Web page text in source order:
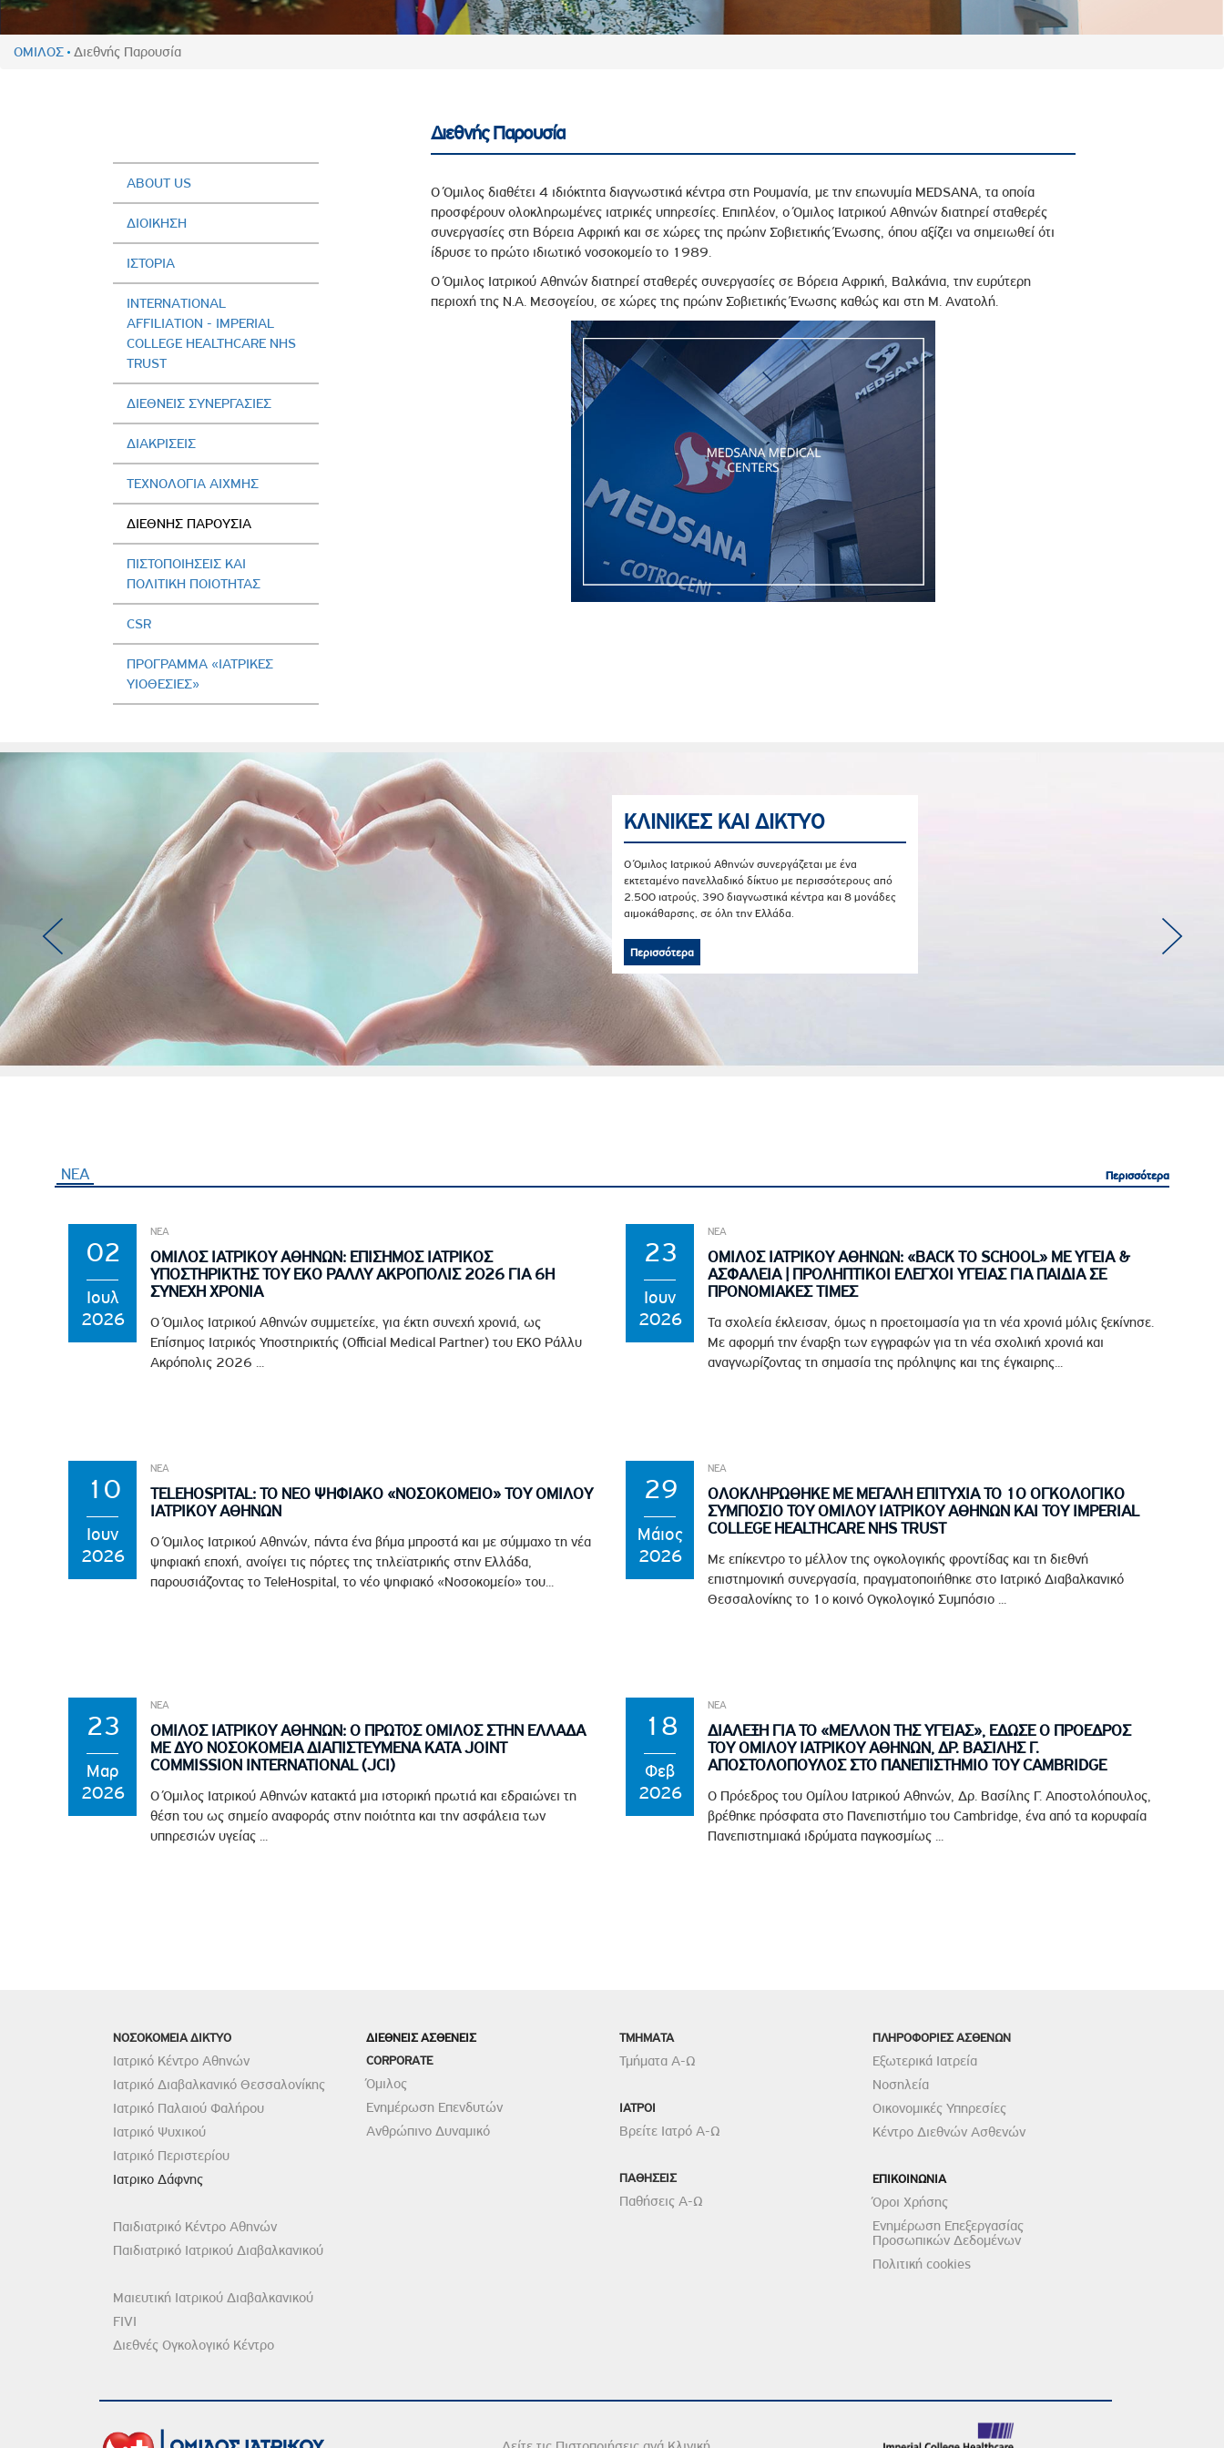
Πολιτική Προσλήψεων Προσωπικού, Στελεχών και Συνεργατών
Πολιτικές Ασφάλειας Πληροφοριών
Κανονισμός Επιτροπής Αποδοχών - Υποψηφιοτήτων
Διεύθυνση Εσωτερικού Ελέγχου Κανονισμός Λειτουργίας
Έκθεσης Βιώσιμης Ανάπτυξης 2023
Έκθεση Βιώσιμης Ανάπτυξης 2024
Πολιτική Δέουσας Επιμέλειας Τρίτων Μερών
Πολιτική Αναγνώρισης Προστασίας και Προαγωγής των Δικαιωμάτων των
Ασθενών
ΟΜΙΛΟΣ Διεθνής Παρουσία
ABOUT US
ΔΙΟΙΚΗΣΗ
ΙΣΤΟΡΙΑ
INTERNATIONAL
AFFILIATION - IMPERIAL
COLLEGE HEALTHCARE NHS
TRUST
ΔΙΕΘΝΕΙΣ ΣΥΝΕΡΓΑΣΙΕΣ
ΔΙΑΚΡΙΣΕΙΣ
ΤΕΧΝΟΛΟΓΙΑ ΑΙΧΜΗΣ
ΔΙΕΘΝΗΣ ΠΑΡΟΥΣΙΑ
ΠΙΣΤΟΠΟΙΗΣΕΙΣ ΚΑΙ
ΠΟΛΙΤΙΚΗ ΠΟΙΟΤΗΤΑΣ
CSR
ΠΡΟΓΡΑΜΜΑ «ΙΑΤΡΙΚΕΣ
ΥΙΟΘΕΣΙΕΣ»
Διεθνής Παρουσία
Ο Όμιλος διαθέτει 4 ιδιόκτητα διαγνωστικά κέντρα στη Ρουμανία, με την επωνυμία MEDSANA, τα οποία
προσφέρουν ολοκληρωμένες ιατρικές υπηρεσίες. Επιπλέον, ο Όμιλος Ιατρικού Αθηνών διατηρεί σταθερές
συνεργασίες στη Βόρεια Αφρική και σε χώρες της πρώην Σοβιετικής Ένωσης, όπου αξίζει να σημειωθεί ότι
ίδρυσε το πρώτο ιδιωτικό νοσοκομείο το 1989.
Ο Όμιλος Ιατρικού Αθηνών διατηρεί σταθερές συνεργασίες σε Βόρεια Αφρική, Βαλκάνια, την ευρύτερη
περιοχή της Ν.Α. Μεσογείου, σε χώρες της πρώην Σοβιετικής Ένωσης καθώς και στη Μ. Ανατολή.
ΚΛΙΝΙΚΕΣ ΚΑΙ ΔΙΚΤΥΟ
Ο Όμιλος Ιατρικού Αθηνών συνεργάζεται με ένα
εκτεταμένο πανελλαδικό δίκτυο με περισσότερους από
2.500 ιατρούς, 390 διαγνωστικά κέντρα και 8 μονάδες
αιμοκάθαρσης, σε όλη την Ελλάδα.
Περισσότερα
ΝΕΑ Περισσότερα
Περισσότερα
02
Ιουλ
2026
ΝΕΑ
ΟΜΙΛΟΣ ΙΑΤΡΙΚΟΥ ΑΘΗΝΩΝ: ΕΠΙΣΗΜΟΣ ΙΑΤΡΙΚΟΣ
ΥΠΟΣΤΗΡΙΚΤΗΣ ΤΟΥ EKO ΡΑΛΛΥ ΑΚΡΟΠΟΛΙΣ 2026 ΓΙΑ 6Η
ΣΥΝΕΧΗ ΧΡΟΝΙΑ
Ο Όμιλος Ιατρικού Αθηνών συμμετείχε, για έκτη συνεχή χρονιά, ως
Επίσημος Ιατρικός Υποστηρικτής (Official Medical Partner) του EKO Ράλλυ
Ακρόπολις 2026 ...
23
Ιουν
2026
ΝΕΑ
ΟΜΙΛΟΣ ΙΑΤΡΙΚΟΥ ΑΘΗΝΩΝ: «BACK TO SCHOOL» ΜΕ ΥΓΕΙΑ &
ΑΣΦΑΛΕΙΑ | ΠΡΟΛΗΠΤΙΚΟΙ ΕΛΕΓΧΟΙ ΥΓΕΙΑΣ ΓΙΑ ΠΑΙΔΙΑ ΣΕ
ΠΡΟΝΟΜΙΑΚΕΣ ΤΙΜΕΣ
Τα σχολεία έκλεισαν, όμως η προετοιμασία για τη νέα χρονιά μόλις ξεκίνησε.
Με αφορμή την έναρξη των εγγραφών για τη νέα σχολική χρονιά και
αναγνωρίζοντας τη σημασία της πρόληψης και της έγκαιρης...
10
Ιουν
2026
ΝΕΑ
TELEHOSPITAL: ΤΟ ΝΕΟ ΨΗΦΙΑΚΟ «ΝΟΣΟΚΟΜΕΙΟ» ΤΟΥ ΟΜΙΛΟΥ
ΙΑΤΡΙΚΟΥ ΑΘΗΝΩΝ
Ο Όμιλος Ιατρικού Αθηνών, πάντα ένα βήμα μπροστά και με σύμμαχο τη νέα
ψηφιακή εποχή, ανοίγει τις πόρτες της τηλεϊατρικής στην Ελλάδα,
παρουσιάζοντας το TeleHospital, το νέο ψηφιακό «Νοσοκομείο» του...
29
Μάιος
2026
ΝΕΑ
ΟΛΟΚΛΗΡΩΘΗΚΕ ΜΕ ΜΕΓΑΛΗ ΕΠΙΤΥΧΙΑ ΤΟ 1Ο ΟΓΚΟΛΟΓΙΚΟ
ΣΥΜΠΟΣΙΟ ΤΟΥ ΟΜΙΛΟΥ ΙΑΤΡΙΚΟΥ ΑΘΗΝΩΝ ΚΑΙ ΤΟΥ IMPERIAL
COLLEGE HEALTHCARE NHS TRUST
Με επίκεντρο το μέλλον της ογκολογικής φροντίδας και τη διεθνή
επιστημονική συνεργασία, πραγματοποιήθηκε στο Ιατρικό Διαβαλκανικό
Θεσσαλονίκης το 1ο κοινό Ογκολογικό Συμπόσιο ...
23
Μαρ
2026
ΝΕΑ
ΟΜΙΛΟΣ ΙΑΤΡΙΚΟΥ ΑΘΗΝΩΝ: Ο ΠΡΩΤΟΣ ΟΜΙΛΟΣ ΣΤΗΝ ΕΛΛΑΔΑ
ΜΕ ΔΥΟ ΝΟΣΟΚΟΜΕΙΑ ΔΙΑΠΙΣΤΕΥΜΕΝΑ ΚΑΤΑ JOINT
COMMISSION INTERNATIONAL (JCI)
Ο Όμιλος Ιατρικού Αθηνών κατακτά μια ιστορική πρωτιά και εδραιώνει τη
θέση του ως σημείο αναφοράς στην ποιότητα και την ασφάλεια των
υπηρεσιών υγείας ...
18
Φεβ
2026
ΝΕΑ
ΔΙΑΛΕΞΗ ΓΙΑ ΤΟ «ΜΕΛΛΟΝ ΤΗΣ ΥΓΕΙΑΣ», ΕΔΩΣΕ Ο ΠΡΟΕΔΡΟΣ
ΤΟΥ ΟΜΙΛΟΥ ΙΑΤΡΙΚΟΥ ΑΘΗΝΩΝ, ΔΡ. ΒΑΣΙΛΗΣ Γ.
ΑΠΟΣΤΟΛΟΠΟΥΛΟΣ ΣΤΟ ΠΑΝΕΠΙΣΤΗΜΙΟ ΤΟΥ CAMBRIDGE
Ο Πρόεδρος του Ομίλου Ιατρικού Αθηνών, Δρ. Βασίλης Γ. Αποστολόπουλος,
βρέθηκε πρόσφατα στο Πανεπιστήμιο του Cambridge, ένα από τα κορυφαία
Πανεπιστημιακά ιδρύματα παγκοσμίως ...
ΝΟΣΟΚΟΜΕΙΑ ΔΙΚΤΥΟ
Ιατρικό Κέντρο Αθηνών
Ιατρικό Διαβαλκανικό Θεσσαλονίκης
Ιατρικό Παλαιού Φαλήρου
Ιατρικό Ψυχικού
Ιατρικό Περιστερίου
Ιατρικο Δάφνης
Παιδιατρικό Κέντρο Αθηνών
Παιδιατρικό Ιατρικού Διαβαλκανικού
Μαιευτική Ιατρικού Διαβαλκανικού
FIVI
Διεθνές Ογκολογικό Κέντρο
ΔΙΕΘΝΕΙΣ ΑΣΘΕΝΕΙΣ
CORPORATE
Όμιλος
Ενημέρωση Επενδυτών
Ανθρώπινο Δυναμικό
TMHMATA
Τμήματα Α-Ω
ΙΑΤΡΟΙ
Βρείτε Ιατρό Α-Ω
ΠΑΘΗΣΕΙΣ
Παθήσεις Α-Ω
ΠΛΗΡΟΦΟΡΙΕΣ ΑΣΘΕΝΩΝ
Εξωτερικά Ιατρεία
Νοσηλεία
Οικονομικές Υπηρεσίες
Κέντρο Διεθνών Ασθενών
ΕΠΙΚΟΙΝΩΝΙΑ
Όροι Χρήσης
Ενημέρωση Επεξεργασίας
Προσωπικών Δεδομένων
Πολιτική cookies